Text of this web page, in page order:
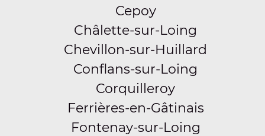
Cepoy
Châlette-sur-Loing
Chevillon-sur-Huillard
Conflans-sur-Loing
Corquilleroy
Ferrières-en-Gâtinais
Fontenay-sur-Loing